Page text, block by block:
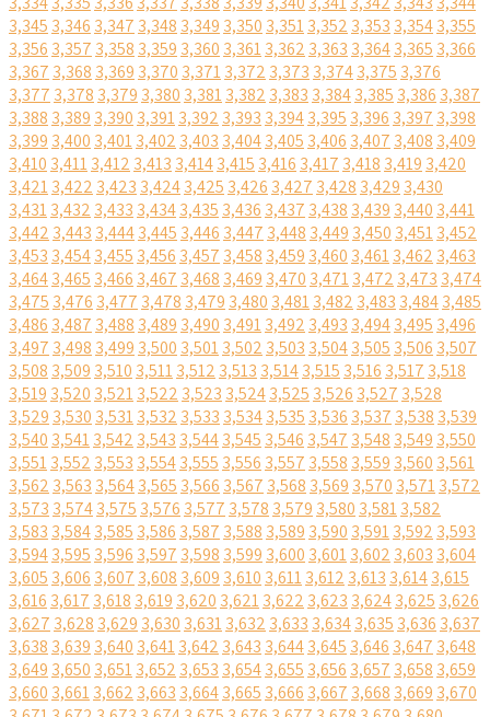
3,345 3,346 3,347 3,348 3,349 3,350 3,3513,352 3,353 3,3543,355
3,356 3,357 3,358 3,359 3,360 3,3613,362 3,363 3,3643,365 3,366
3,367 3,368 3,369 3,370 3,3713,372 3,373 3,3743,375 3,376
3,377 3,378 3,379 3,380 3,3813,382 3,383 3,3843,385 3,386 3,387
3,388 3,389 3,390 3,3913,392 3,393 3,3943,395 3,396 3,397 3,398
3,399 3,400 3,4013,402 3,403 3,4043,405 3,406 3,407 3,408 3,409
3,410 3,4113,412 3,413 3,4143,415 3,416 3,417 3,418 3,419 3,420
3,4213,422 3,423 3,4243,425 3,426 3,427 3,428 3,429 3,430
3,4313,432 3,433 3,4343,435 3,436 3,437 3,438 3,439 3,440 3,441
3,442 3,443 3,4443,445 3,446 3,447 3,448 3,449 3,450 3,4513,452
3,453 3,4543,455 3,456 3,457 3,458 3,459 3,460 3,4613,462 3,463
3,4643,465 3,466 3,467 3,468 3,469 3,470 3,4713,472 3,473 3,474
3,475 3,476 3,477 3,478 3,479 3,480 3,4813,482 3,483 3,4843,485
3,486 3,487 3,488 3,489 3,490 3,4913,492 3,493 3,4943,495 3,496
3,497 3,498 3,499 3,500 3,5013,502 3,503 3,5043,505 3,506 3,507
3,508 3,509 3,510 3,5113,512 3,513 3,5143,515 3,516 3,517 3,518
3,519 3,520 3,5213,522 3,523 3,5243,525 3,526 3,527 3,528
3,529 3,530 3,5313,532 3,533 3,5343,535 3,536 3,537 3,538 3,539
3,540 3,5413,542 3,543 3,5443,545 3,546 3,547 3,548 3,549 3,550
3,5513,552 3,553 3,5543,555 3,556 3,557 3,558 3,559 3,560 3,561
3,562 3,563 3,5643,565 3,566 3,567 3,568 3,569 3,570 3,5713,572
3,573 3,5743,575 3,576 3,577 3,578 3,579 3,580 3,5813,582
3,583 3,5843,585 3,586 3,587 3,588 3,589 3,590 3,5913,592 3,593
3,5943,595 3,596 3,597 3,598 3,599 3,600 3,6013,602 3,603 3,604
3,605 3,606 3,607 3,608 3,609 3,610 3,6113,612 3,613 3,6143,615
3,616 3,617 3,618 3,619 3,620 3,6213,622 3,623 3,6243,625 3,626
3,627 3,628 3,629 3,630 3,6313,632 3,633 3,6343,635 3,636 3,637
3,638 3,639 3,640 3,6413,642 3,643 3,6443,645 3,646 3,647 3,648
3,649 3,650 3,6513,652 3,653 3,6543,655 3,656 3,657 3,658 3,659
3,660 3,6613,662 3,663 3,6643,665 3,666 3,667 3,668 3,669 3,670